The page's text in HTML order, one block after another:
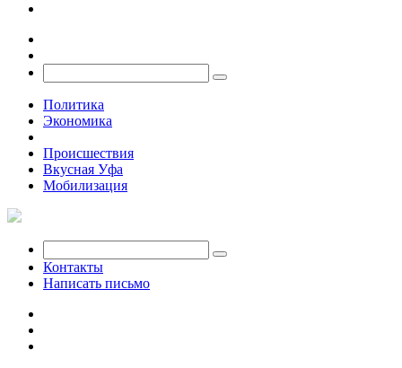
Политика
Экономика
Происшествия
Вкусная Уфа
Мобилизация
Контакты
Написать письмо